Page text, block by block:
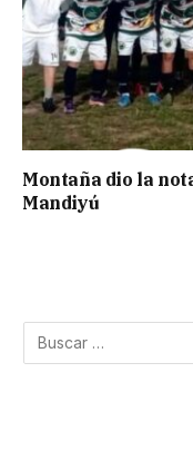
Montaña dio la
Mandiyú